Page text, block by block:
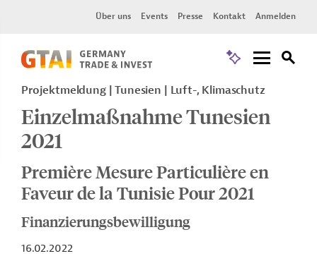
Über uns Events Presse Kontakt Anmelden
Projektmeldung Tunesien Luft-, Klimaschutz
Einzelmaßnahme Tunesien
2021
Première Mesure Particulière en
Faveur de la Tunisie Pour 2021
Finanzierungsbewilligung
16.02.2022